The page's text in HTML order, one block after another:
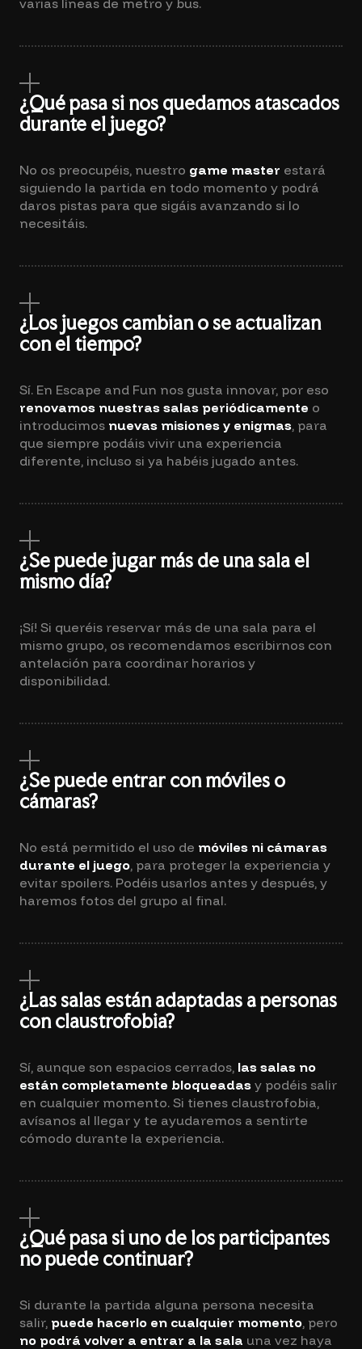
varias líneas de metro y bus.
¿Qué pasa si nos quedamos atascados
durante el juego?
No os preocupéis, nuestro game master estará
siguiendo la partida en todo momento y podrá
daros pistas para que sigáis avanzando si lo
necesitáis.
¿Los juegos cambian o se actualizan
con el tiempo?
Sí. En Escape and Fun nos gusta innovar, por eso
renovamos nuestras salas periódicamente o
introducimos nuevas misiones y enigmas, para
que siempre podáis vivir una experiencia
diferente, incluso si ya habéis jugado antes.
¿Se puede jugar más de una sala el
mismo día?
¡Sí! Si queréis reservar más de una sala para el
mismo grupo, os recomendamos escribirnos con
antelación para coordinar horarios y
disponibilidad.
¿Se puede entrar con móviles o
cámaras?
No está permitido el uso de móviles ni cámaras
durante el juego, para proteger la experiencia y
evitar spoilers. Podéis usarlos antes y después, y
haremos fotos del grupo al final.
¿Las salas están adaptadas a personas
con claustrofobia?
Sí, aunque son espacios cerrados, las salas no
están completamente bloqueadas y podéis salir
en cualquier momento. Si tienes claustrofobia,
avísanos al llegar y te ayudaremos a sentirte
cómodo durante la experiencia.
¿Qué pasa si uno de los participantes
no puede continuar?
Si durante la partida alguna persona necesita
salir, puede hacerlo en cualquier momento, pero
no podrá volver a entrar a la sala una vez haya